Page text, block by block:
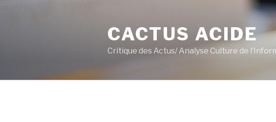
CACTUS ACIDE
Critique des Actus/ Analyse Culture de